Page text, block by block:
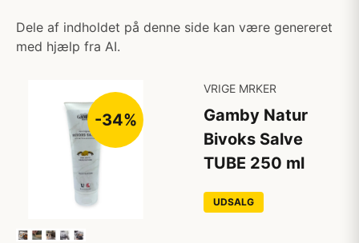
Dele af indholdet på denne side kan være genereret
med hjælp fra AI.
-34%
VRIGE MRKER
Gamby Natur
Bivoks Salve
TUBE 250 ml
UDSALG